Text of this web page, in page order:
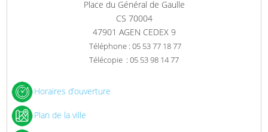
Place du Général de Gaulle
CS 70004
47901 AGEN CEDEX 9
Téléphone : 05 53 77 18 77
Télécopie : 05 53 98 14 77
Horaires d’ouverture
Plan de la ville